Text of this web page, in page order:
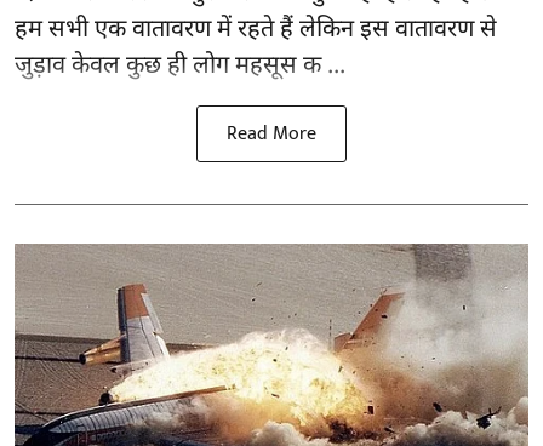
हम सभी एक वातावरण में रहते हैं लेकिन इस वातावरण से
जुड़ाव केवल कुछ ही लोग महसूस क ...
Read More